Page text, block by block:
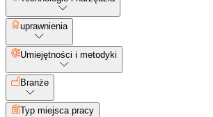
uprawnienia
Umiejętności i metodyki
Branże
Typ miejsca pracy